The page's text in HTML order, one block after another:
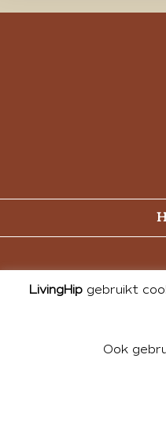
LivingHip gebruikt
Ook